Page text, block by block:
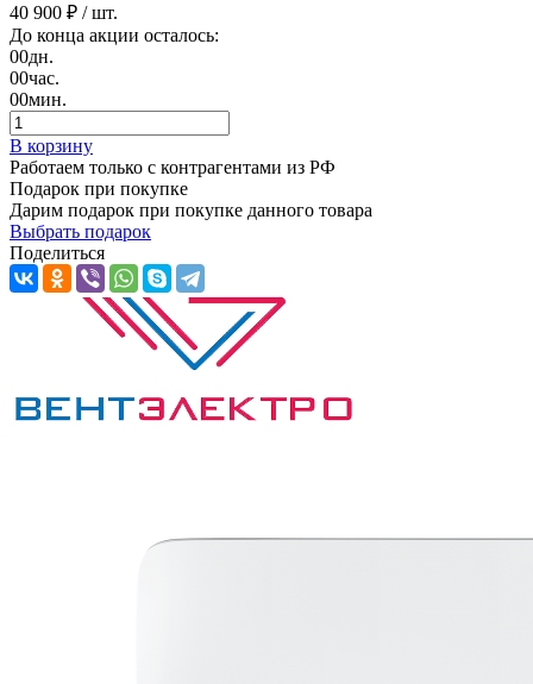
40 900 ₽ / шт.
До конца акции осталось:
00дн.
00час.
00мин.
В корзину
Работаем только с контрагентами из РФ
Подарок при покупке
Дарим подарок при покупке данного товара
Выбрать подарок
Поделиться